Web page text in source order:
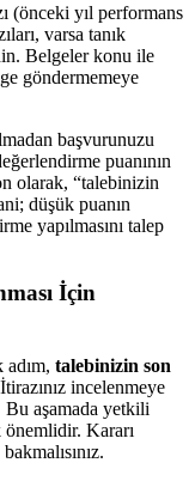
(önceki yıl performans
varsa tanık
Belgeler konu ile
göndermemeye
başvurunuzu
puanının
olarak, “talebinizin
düşük puanın
yapılmasını talep
İçin
adım, talebinizin son
incelenmeye
Bu aşamada yetkili
Kararı